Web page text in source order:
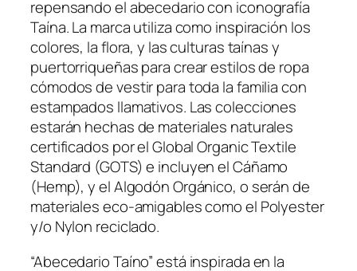
repensando el abecedario con iconografía
Taína. La marca utiliza como inspiración los
colores, la flora, y las culturas taínas y
puertorriqueñas para crear estilos de ropa
cómodos de vestir para toda la familia con
estampados llamativos. Las colecciones
estarán hechas de materiales naturales
certificados por el Global Organic Textile
Standard (GOTS) e incluyen el Cáñamo
(Hemp), y el Algodón Orgánico, o serán de
materiales eco-amigables como el Polyester
y/o Nylon reciclado.
“Abecedario Taíno” está inspirada en la